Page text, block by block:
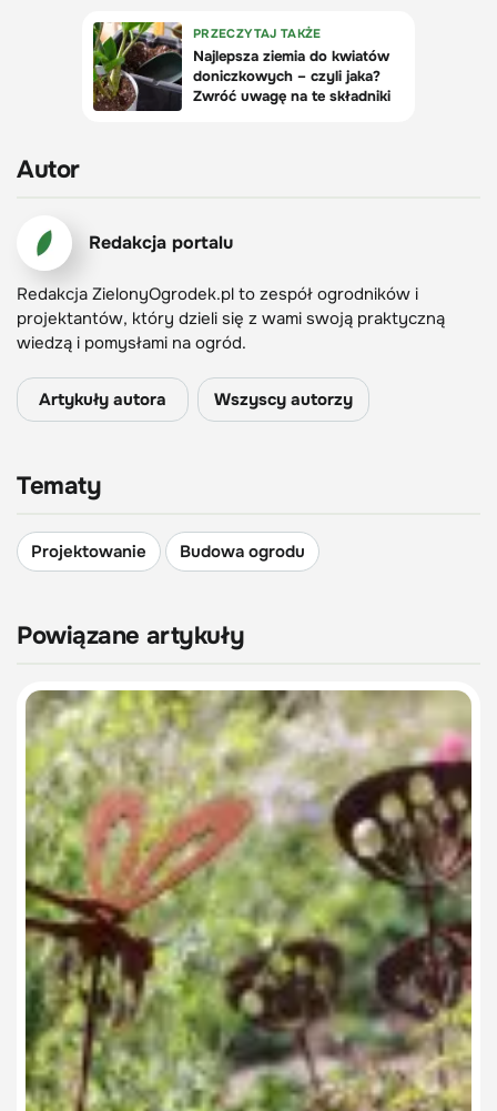
Autor
Redakcja portalu
Redakcja ZielonyOgrodek.pl to zespół ogrodników i
projektantów, który dzieli się z wami swoją praktyczną
wiedzą i pomysłami na ogród.
Artykuły autora Wszyscy autorzy
Tematy
Projektowanie Budowa ogrodu
Powiązane artykuły